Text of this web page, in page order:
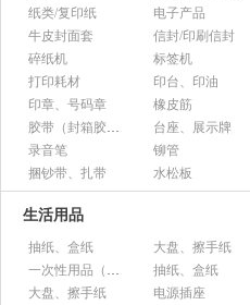
纸类/复印纸
电子产品
牛皮封面套
信封/印刷信封
碎纸机
标签机
打印耗材
印台、印油
印章、号码章
橡皮筋
胶带（封箱胶、透明胶、美纹胶、双面胶等）
台座、展示牌
录音笔
铆管
捆钞带、扎带
水松板
生活用品
抽纸、盒纸
大盘、擦手纸
一次性用品（纸杯、胶杯、叉子、碟子等）
抽纸、盒纸
大盘、擦手纸
电源插座